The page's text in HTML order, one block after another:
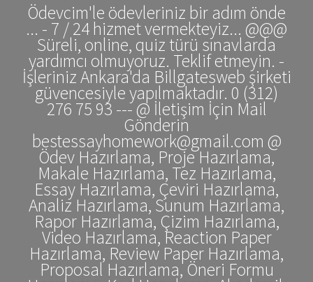
Ödevcim'le ödevleriniz bir adım önde
... - 7 / 24 hizmet vermekteyiz... @@@
Süreli, online, quiz türü sınavlarda
yardımcı olmuyoruz. Teklif etmeyin. -
İşleriniz Ankara'da Billgatesweb şirketi
güvencesiyle yapılmaktadır. 0 (312)
276 75 93 --- @ İletişim İçin Mail
Gönderin
bestessayhomework@gmail.com @
Ödev Hazırlama, Proje Hazırlama,
Makale Hazırlama, Tez Hazırlama,
Essay Hazırlama, Çeviri Hazırlama,
Analiz Hazırlama, Sunum Hazırlama,
Rapor Hazırlama, Çizim Hazırlama,
Video Hazırlama, Reaction Paper
Hazırlama, Review Paper Hazırlama,
Proposal Hazırlama, Öneri Formu